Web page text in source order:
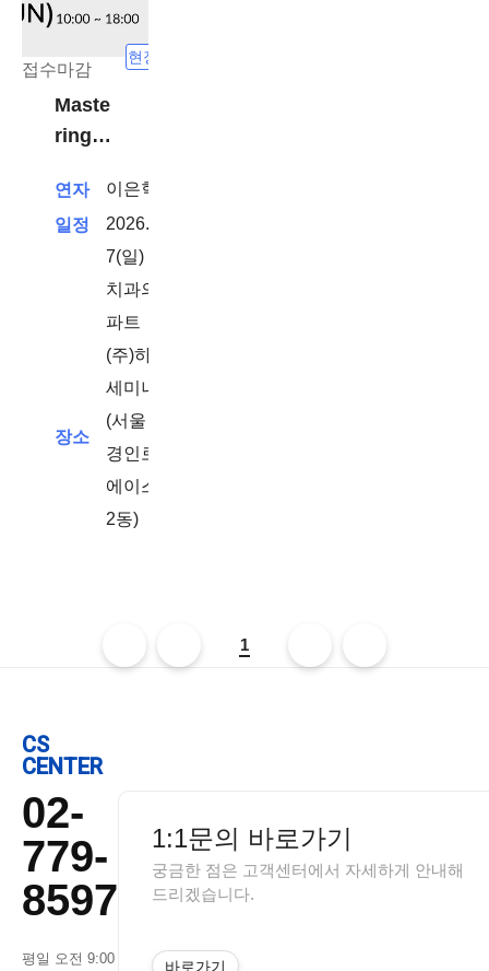
접수마감
현장강의
Maste
ring
Photo
graph
연자
이은혁
일정
2026. 6.
7(일) -
치과의사
파트
장소
(주)하이덴탈코리아
세미나실 206호
(서울 영등포구
경인로775
에이스하이테크시티
2동)
1
CS
CENTER
02-
779-
8597
평일 오전 9:00
1:1문의 바로가기
궁금한 점은 고객센터에서 자세하게 안내해
드리겠습니다.
바로가기